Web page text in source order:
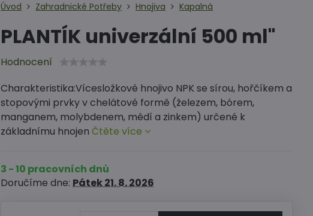
Úvod Zahradnické Potřeby Hnojiva Kapalná
PLANTÍK univerzální 500 ml"
Hodnocení
Charakteristika:Vícesložkové hnojivo NPK se sírou, hořčíkem a
stopovými prvky v chelátové formě (železem, bórem,
manganem, molybdenem, mědí a zinkem) určené k
základnímu hnojenČtěte více
3 - 10 pracovních dnů
Doručíme dne:Pátek21. 8. 2026